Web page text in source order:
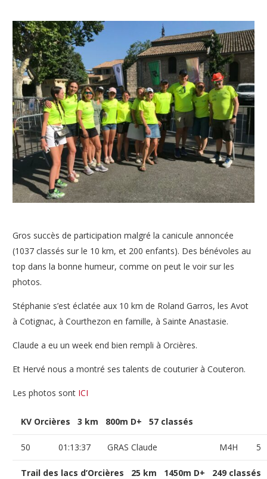
Gros succès de participation malgré la canicule annoncée
(1037 classés sur le 10 km, et 200 enfants). Des bénévoles au
top dans la bonne humeur, comme on peut le voir sur les
photos.
Stéphanie s’est éclatée aux 10 km de Roland Garros, les Avot
à Cotignac, à Courthezon en famille, à Sainte Anastasie.
Claude a eu un week end bien rempli à Orcières.
Et Hervé nous a montré ses talents de couturier à Couteron.
Les photos sont ICI
KV Orcières 3 km 800m D+ 57 classés
50 01:13:37 GRAS Claude M4H 5
Trail des lacs d’Orcières 25 km 1450m D+ 249 classés